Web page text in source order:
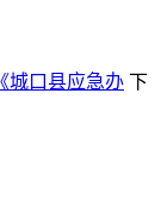
城口县应急办 下